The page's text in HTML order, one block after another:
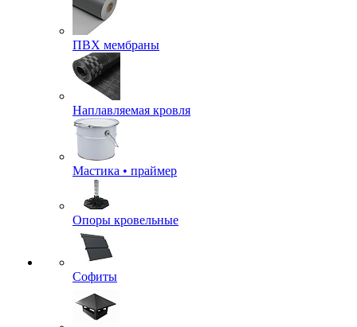
ПВХ мембраны
Наплавляемая кровля
Мастика • праймер
Опоры кровельные
Софиты